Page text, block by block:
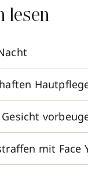
lesen
mit Face